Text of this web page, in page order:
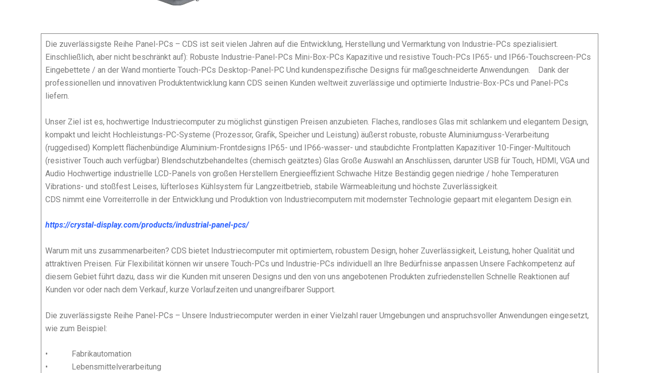
Die zuverlässigste Reihe Panel-PCs – CDS ist seit vielen Jahren auf die Entwicklung, Herstellung und Vermarktung von Industrie-PCs spezialisiert.
Einschließlich, aber nicht beschränkt auf): Robuste Industrie-Panel-PCs Mini-Box-PCs Kapazitive und resistive Touch-PCs IP65- und IP66-Touchscreen-PCs
Eingebettete / an der Wand montierte Touch-PCs Desktop-Panel-PC Und kundenspezifische Designs für maßgeschneiderte Anwendungen.
Dank der
professionellen und innovativen Produktentwicklung kann CDS seinen Kunden weltweit zuverlässige und optimierte Industrie-Box-PCs und Panel-PCs
liefern.
Unser Ziel ist es, hochwertige Industriecomputer zu möglichst günstigen Preisen anzubieten. Flaches, randloses Glas mit schlankem und elegantem Design,
kompakt und leicht Hochleistungs-PC-Systeme (Prozessor, Grafik, Speicher und Leistung) äußerst robuste, robuste Aluminiumguss-Verarbeitung
(ruggedised) Komplett flächenbündige Aluminium-Frontdesigns IP65- und IP66-wasser- und staubdichte Frontplatten Kapazitiver 10-Finger-Multitouch
(resistiver Touch auch verfügbar) Blendschutzbehandeltes (chemisch geätztes) Glas Große Auswahl an Anschlüssen, darunter USB für Touch, HDMI, VGA und
Audio Hochwertige industrielle LCD-Panels von großen Herstellern Energieeffizient Schwache Hitze Beständig gegen niedrige / hohe Temperaturen
Vibrations- und stoßfest Leises, lüfterloses Kühlsystem für Langzeitbetrieb, stabile Wärmeableitung und höchste Zuverlässigkeit.
CDS nimmt eine Vorreiterrolle in der Entwicklung und Produktion von Industriecomputern mit modernster Technologie gepaart mit elegantem Design ein.
https://crystal-display.com/products/industrial-panel-pcs/
Warum mit uns zusammenarbeiten? CDS bietet Industriecomputer mit optimiertem, robustem Design, hoher Zuverlässigkeit, Leistung, hoher Qualität und
attraktiven Preisen. Für Flexibilität können wir unsere Touch-PCs und Industrie-PCs individuell an Ihre Bedürfnisse anpassen Unsere Fachkompetenz auf
diesem Gebiet führt dazu, dass wir die Kunden mit unseren Designs und den von uns angebotenen Produkten zufriedenstellen Schnelle Reaktionen auf
Kunden vor oder nach dem Verkauf, kurze Vorlaufzeiten und unangreifbarer Support.
Die zuverlässigste Reihe Panel-PCs – Unsere Industriecomputer werden in einer Vielzahl rauer Umgebungen und anspruchsvoller Anwendungen eingesetzt,
wie zum Beispiel:
• Fabrikautomation
• Lebensmittelverarbeitung